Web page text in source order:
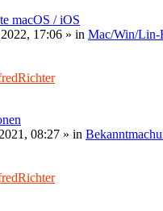
macOS / iOS
17:06 » in Mac/Win/Lin-
08:27 » in